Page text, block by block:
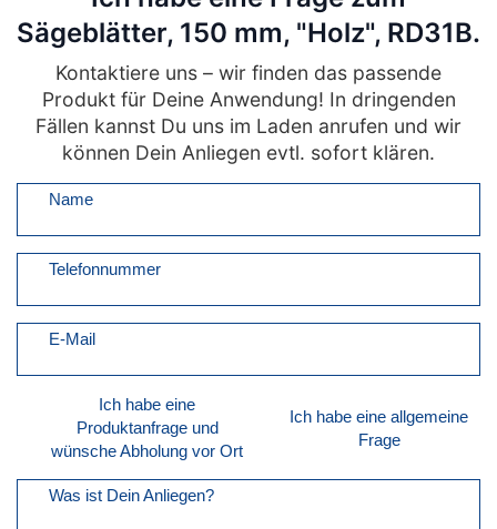
Sägeblätter, 150 mm, "Holz", RD31B.
Kontaktiere uns – wir finden das passende
Produkt für Deine Anwendung! In dringenden
Fällen kannst Du uns im Laden anrufen und wir
können Dein Anliegen evtl. sofort klären.
Name
Telefonnummer
E-Mail
Ich habe eine
Produktanfrage und
wünsche Abholung vor Ort
Ich habe eine allgemeine
Frage
Was ist Dein Anliegen?